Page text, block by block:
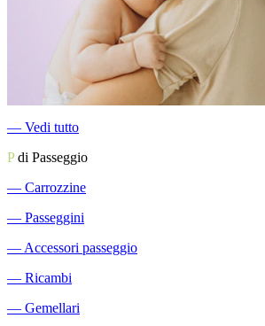
― Vedi tutto
Pdi Passeggio
― Carrozzine
― Passeggini
― Accessori passeggio
― Ricambi
― Gemellari